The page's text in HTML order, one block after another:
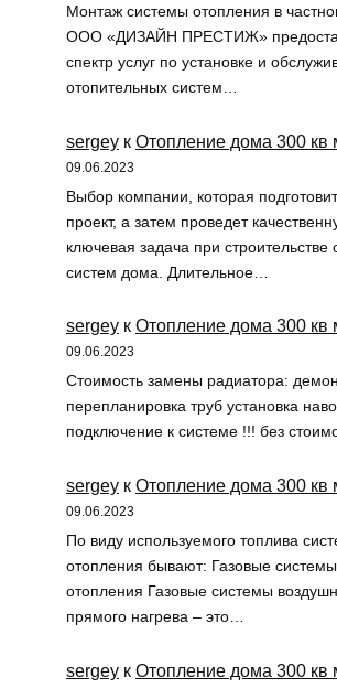
Монтаж системы отопления в
ООО «ДИЗАЙН ПРЕСТИЖ»
спектр услуг по установке и
отопительных систем…
sergey к Отопление дома 300 кв
09.06.2023
Выбор компании, которая
проект, а затем проведет
ключевая задача при строительстве
систем дома. Длительное…
sergey к Отопление дома 300 кв
09.06.2023
Стоимость замены радиатора:
перепланировка труб установка
подключение к системе !!! без
sergey к Отопление дома 300 кв
09.06.2023
По виду используемого топлива
отопления бывают: Газовые
отопления Газовые системы
прямого нагрева – это…
sergey к Отопление дома 300 кв